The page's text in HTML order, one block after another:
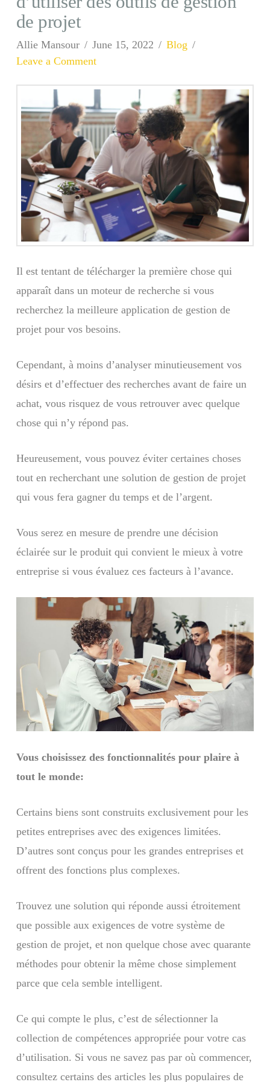
de projet
Allie Mansour June 15, 2022
Blog
Leave a Comment
Il est tentant de télécharger la première chose qui
apparaît dans un moteur de recherche si vous
recherchez la meilleure application de gestion de
projet pour vos besoins.
Cependant, à moins d’analyser minutieusement vos
désirs et d’effectuer des recherches avant de faire un
achat, vous risquez de vous retrouver avec quelque
chose qui n’y répond pas.
Heureusement, vous pouvez éviter certaines choses
tout en recherchant une solution de gestion de projet
qui vous fera gagner du temps et de l’argent.
Vous serez en mesure de prendre une décision
éclairée sur le produit qui convient le mieux à votre
entreprise si vous évaluez ces facteurs à l’avance.
Vous choisissez des fonctionnalités pour plaire à
tout le monde:
Certains biens sont construits exclusivement pour les
petites entreprises avec des exigences limitées.
D’autres sont conçus pour les grandes entreprises et
offrent des fonctions plus complexes.
Trouvez une solution qui réponde aussi étroitement
que possible aux exigences de votre système de
gestion de projet, et non quelque chose avec quarante
méthodes pour obtenir la même chose simplement
parce que cela semble intelligent.
Ce qui compte le plus, c’est de sélectionner la
collection de compétences appropriée pour votre cas
d’utilisation. Si vous ne savez pas par où commencer,
consultez certains des articles les plus populaires de